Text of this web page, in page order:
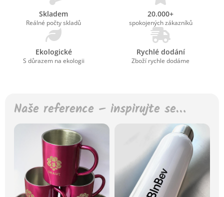
Skladem
Reálné počty skladů
20.000+
spokojených zákazníků
Ekologické
S důrazem na ekologii
Rychlé dodání
Zboží rychle dodáme
Naše reference – inspirujte se…